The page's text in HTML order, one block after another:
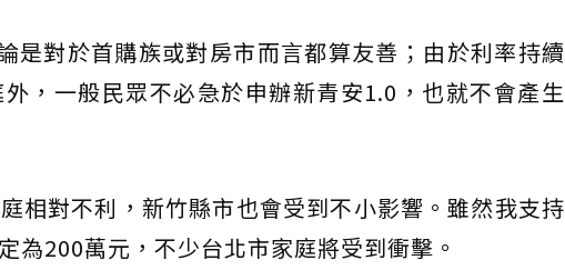
是對於首購族或對房市而言都算友善；由於利率持續
，一般民眾不必急於申辦新青安1.0，也就不會產生
相對不利，新竹縣市也會受到不小影響。雖然我支持
為200萬元，不少台北市家庭將受到衝擊。